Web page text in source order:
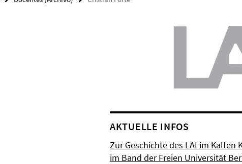
AKTUELLE INFOS
Zur Geschichte des LAI im Kalten
im Band der Freien Universität